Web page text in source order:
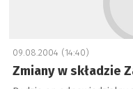
09.08.2004 (14:40)
Zmiany w składzie